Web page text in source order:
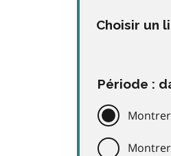
Choisir un
Période :